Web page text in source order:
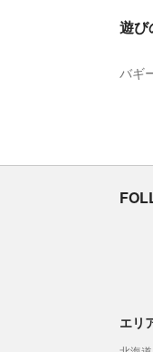
遊び
バギ
エリ